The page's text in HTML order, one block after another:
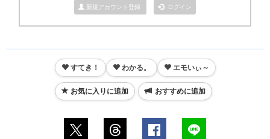
新規アカウント登録 ログイン
すてき！ わかる。 エモいぃ～
お気に入りに追加 おすすめに追加